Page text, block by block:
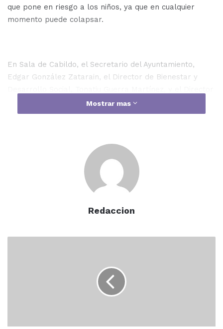
que pone en riesgo a los niños, ya que en cualquier
momento puede colapsar.
En Sala de Cabildo, el Secretario del Ayuntamiento,
Edgar González Zatarain, el Director de Bienestar y
de Obras Públicas, Luis Núñez Gutiérrez, se reunieron
con docentes y padres de familia que tienen hijos en el
El Secretario dijo que el acuerdo al que llegó con los
padres de familia, es la demolición de manera
inmediata, y empezar a levantar la barda con el apoyo
del personal del área de Obras Públicas, para que los
“Esa una barda que fue
Mostrar mas
Redaccion
ROSARIO